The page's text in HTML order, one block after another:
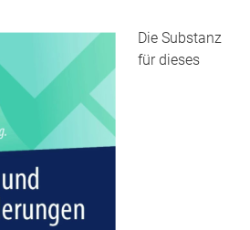
Die Substanz
für dieses